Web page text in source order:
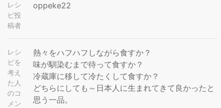
レシ
ピ投
稿者
oppeke22
レシ
ピを
考え
た人
のコ
メン
熱々をハフハフしながら食すか？
味が馴染むまで待って食すか？
冷蔵庫に移して冷たくして食すか？
どちらにしても～日本人に生まれてきて良かったと
思う一品。